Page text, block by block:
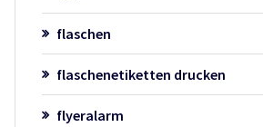
flaschen
flaschenetiketten drucken
flyeralarm